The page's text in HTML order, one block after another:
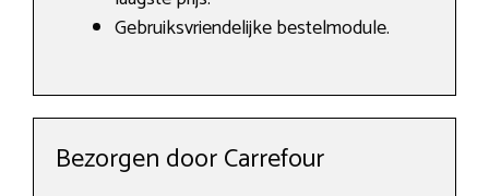
Gebruiksvriendelijke bestelmodule.
Bezorgen door Carrefour